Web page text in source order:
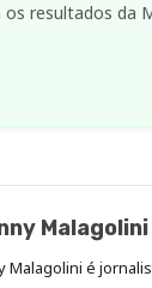
os resultados da
Malagolini
Malagolini é